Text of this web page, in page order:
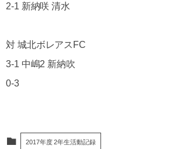
2-1 新納咲 清水
対 城北ボレアスFC
3-1 中嶋2 新納吹
0-3
2017年度 2年生活動記録